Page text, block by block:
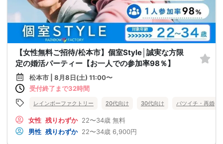
【女性無料ご招待/松本市】個室Style│誠実な方限
定の婚活パーティー【お一人での参加率98％】
松本市 | 8月8日(土) 11:00〜
受付終了まで32時間
レインボーファクトリー 20代向け 30代向け バツイチ・再婚
女性 残りわずか 22〜34歳 無料
男性 残りわずか 22〜34歳 6,900円